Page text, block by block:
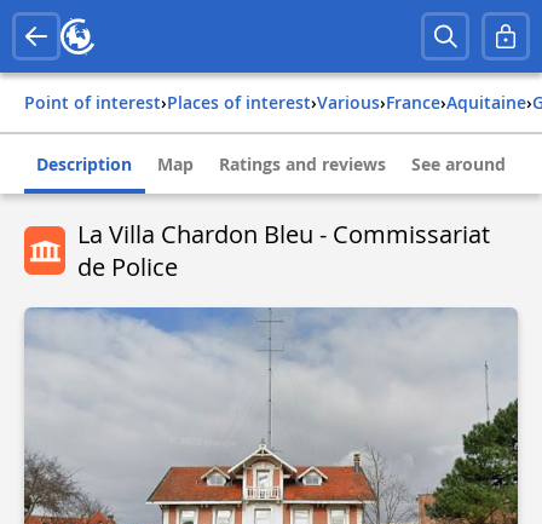
Point of interest› Places of interest› Various› france› aquitaine›
Description Map Ratings and reviews See around
La Villa Chardon Bleu - Commissariat
de Police